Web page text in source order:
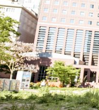
Украина
Франция
Черногория
Эстония